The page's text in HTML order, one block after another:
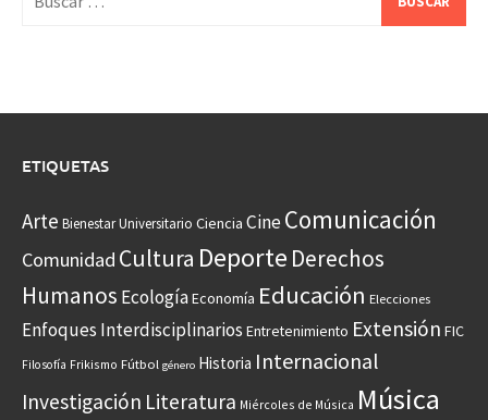
ETIQUETAS
Arte Bienestar Universitario Ciencia CineComunicación
Comunidad Cultura Deporte Derechos
Humanos EcologíaEconomía Educación Elecciones
Enfoques Interdisciplinarios Entretenimiento Extensión FIC
Filosofía Frikismo Fútbol género Historia Internacional
Investigación Literatura Miércoles de Música Música